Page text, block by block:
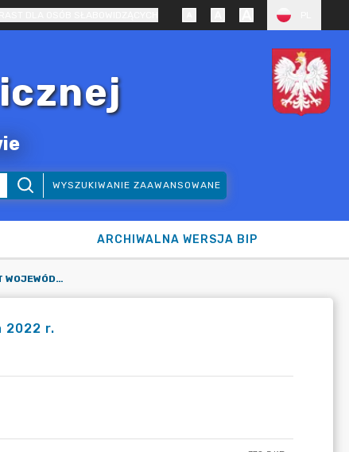
WYSZUKIWANIE ZAAWANSOWANE
ARCHIWALNA WERSJA BIP
INFORMACJA FINANSOWA JST WOJEWÓDZTWA MAŁOPOLSKIEGO ZA 2022 R.
2022 r.